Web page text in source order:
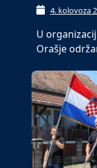
4. kolovoza
U
Orašje